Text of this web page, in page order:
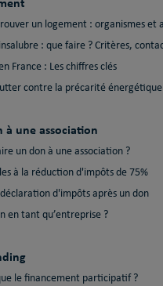
un logement : organismes et
: que faire ? Critères,
France : Les chiffres clés
contre la précarité énergétique
à une association
un don à une association ?
à la réduction d'impôts de 75%
d'impôts après un don
en tant qu’entreprise ?
le financement participatif ?